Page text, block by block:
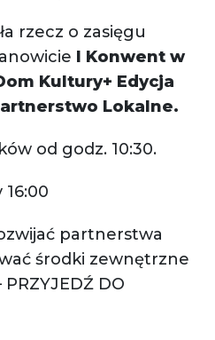
rzecz o zasięgu
I Konwent w
Kultury+ Edycja
Lokalne.
od godz. 10:30.
16:00
partnerstwa
środki zewnętrzne
DO